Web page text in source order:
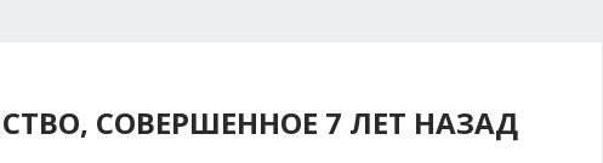
СОВЕРШЕННОЕ 7 ЛЕТ НАЗАД